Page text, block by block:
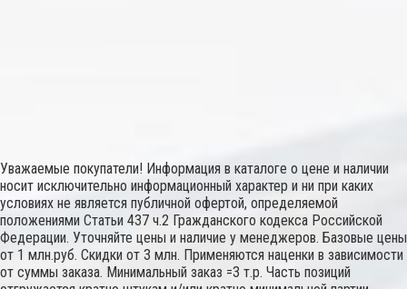
Уважаемые покупатели! Информация в каталоге о цене и наличии
носит исключительно информационный характер и ни при каких
условиях не является публичной офертой, определяемой
положениями Статьи 437 ч.2 Гражданского кодекса Российской
Федерации. Уточняйте цены и наличие у менеджеров. Базовые цены
от 1 млн.руб. Скидки от 3 млн. Применяются наценки в зависимости
от суммы заказа. Минимальный заказ =3 т.р. Часть позиций